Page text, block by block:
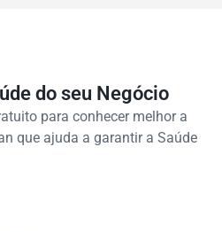
do seu Negócio
para conhecer melhor a
que ajuda a garantir a Saúde